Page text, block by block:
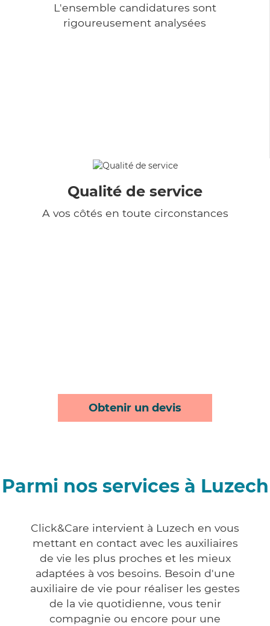
L'ensemble candidatures sont
rigoureusement analysées
Qualité de service
A vos côtés en toute circonstances
Obtenir un devis
Parmi nos services à Luzech
Click&Care intervient à Luzech en vous
mettant en contact avec les auxiliaires
de vie les plus proches et les mieux
adaptées à vos besoins. Besoin d'une
auxiliaire de vie pour réaliser les gestes
de la vie quotidienne, vous tenir
compagnie ou encore pour une